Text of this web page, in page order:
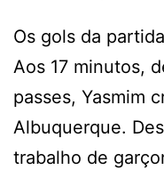
Os gols da
Aos 17 minutos,
passes, Yasmim
Albuquerque.
trabalho de